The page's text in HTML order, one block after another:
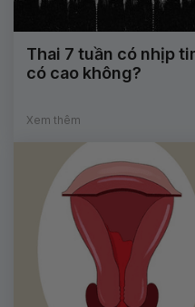
Thai 7 tuần có nhịp
có cao không?
Xem thêm